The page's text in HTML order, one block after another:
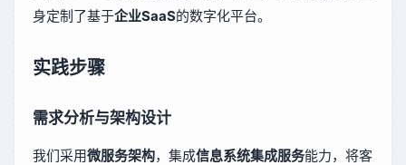
身定制了基于企业SaaS的数字化平台。
实践步骤
需求分析与架构设计
我们采用微服务架构，集成信息系统集成服务能力，将客